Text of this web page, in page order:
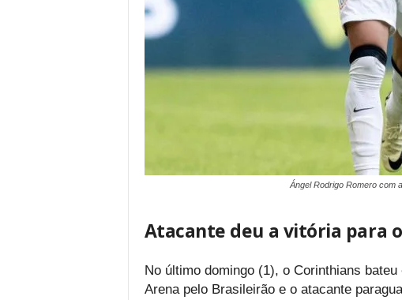
Ángel Rodrigo Romero com
Atacante deu a vitória para
No último domingo (1), o Corinthians
Arena pelo Brasileirão e o atacante